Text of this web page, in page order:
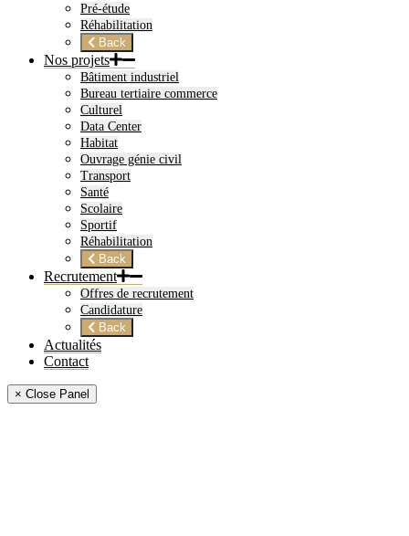
Pré-étude
Réhabilitation
Back
Nos projets
Bâtiment industriel
Bureau tertiaire commerce
Culturel
Data Center
Habitat
Ouvrage génie civil
Transport
Santé
Scolaire
Sportif
Réhabilitation
Back
Recrutement
Offres de recrutement
Candidature
Back
Actualités
Contact
× Close Panel